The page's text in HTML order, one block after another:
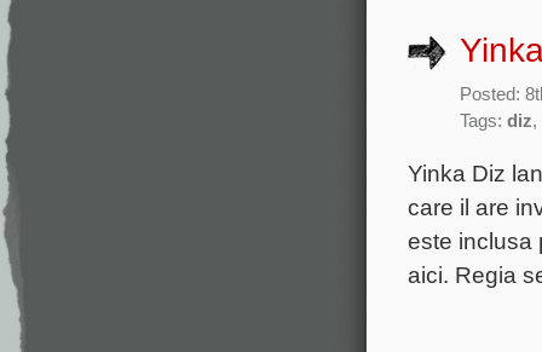
Posted:
Tags: diz,
Yinka Diz
care il are
este inclusa
aici. Regia